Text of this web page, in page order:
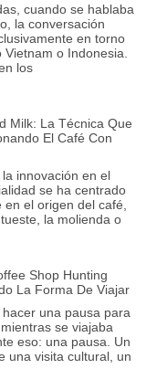
cuando se hablaba
la conversación
en torno
o Indonesia.
los
Milk: La Técnica Que
El Café Con
innovación en el
se ha centrado
el origen del café,
la molienda o
Shop Hunting
La Forma De Viajar
una pausa para
se viajaba
eso: una pausa. Un
una visita cultural, un